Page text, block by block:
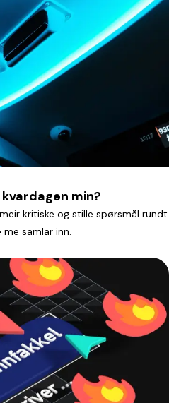
min?
kritiske og stille spørsmål rundt
samlar inn.